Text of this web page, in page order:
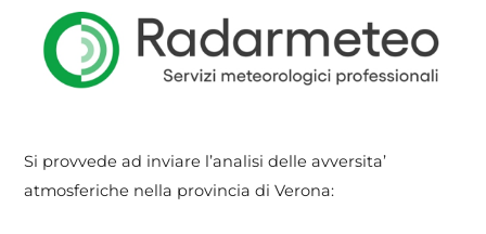
Si provvede ad inviare l’analisi delle avversita’
atmosferiche nella provincia di Verona: